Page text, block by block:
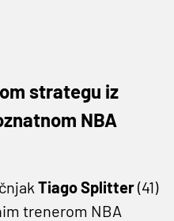
strategu iz
NBA
Tiago Splitter(41)
trenerom NBA